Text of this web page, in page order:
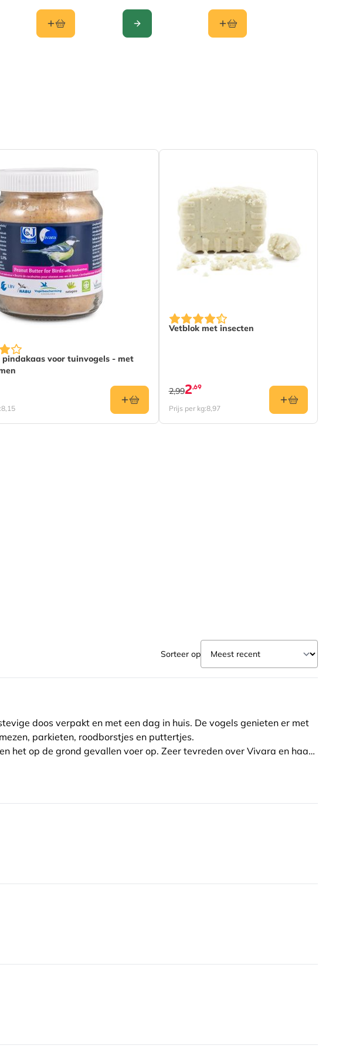
CONFIGURE
de productpagina
pindakaas voor tuinvogels - met
8,15
Vetblok met insecten
2,69
2,99
Prijs per kg:8,97
Sorteer op
doos verpakt en met een dag in huis. De vogels genieten er met
parkieten, roodborstjes en puttertjes.
het op de grond gevallen voer op. Zeer tevreden over Vivara en haar